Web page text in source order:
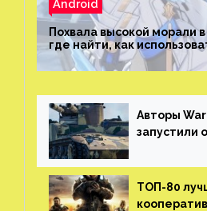
Android
Похвала высокой морали
где найти, как
скрытые достижения
Авторы
запустили
трейлер и
ТОП-80